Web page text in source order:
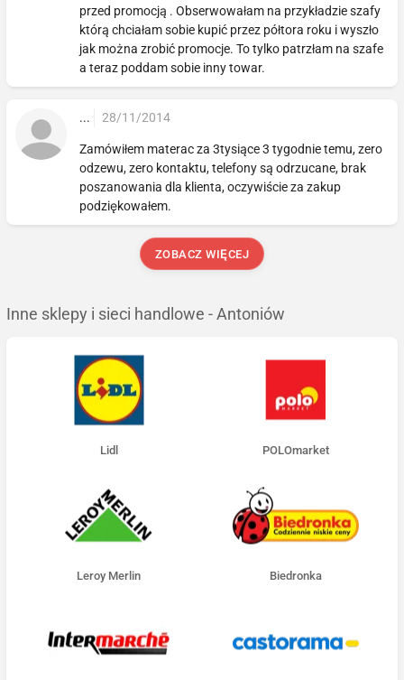
przed promocją . Obserwowałam na przykładzie szafy
którą chciałam sobie kupić przez półtora roku i wyszło
jak można zrobić promocje. To tylko patrzłam na szafe
a teraz poddam sobie inny towar.
... 28/11/2014
Zamówiłem materac za 3tysiące 3 tygodnie temu, zero
odzewu, zero kontaktu, telefony są odrzucane, brak
poszanowania dla klienta, oczywiście za zakup
podziękowałem.
ZOBACZ WIĘCEJ
Inne sklepy i sieci handlowe - Antoniów
Lidl POLOmarket
Leroy Merlin Biedronka